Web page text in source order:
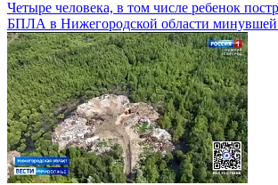
Четыре человека, в том числе ребенок
БПЛА в Нижегородской области